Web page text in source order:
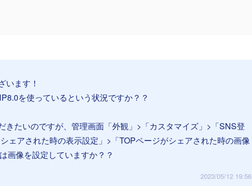
います！
を使っているという状況ですか？？
きたいのですが、管理画面「外観」>「カスタマイズ」>「SNS登
ェアされた時の表示設定」>「TOPページがシェアされた時の画像
画像を設定していますか？？
2023/05/12 19:56